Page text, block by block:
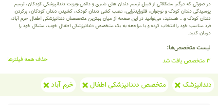
در صورتی که درگیر مشکلاتی از قبیل ترمیم دندان های شیری و دائمی،ویزیت دندانپزشکی کودکان، ترمیم
پوسیدگی دندان کودک و نوجوان، فلورایدتراپی، عصب کشی دندان کودک، کشیدن دندان کودکان، پرکردن
دندان کودک و... هستید، می‌توانید در این صفحه از میان بهترین متخصصان دندانپزشکی اطفال خرم آباد،
فرد مناسب خود را انتخاب کرده و با مراجعه به یک متخصص دندانپزشکی اطفال خوب، مشکل خود را
درمان کنید.
لیست متخصص‌ها:
3 متخصص یافت شد
حذف همه فیلترها
دندانپزشک متخصص دندانپزشکی اطفال خرم آباد